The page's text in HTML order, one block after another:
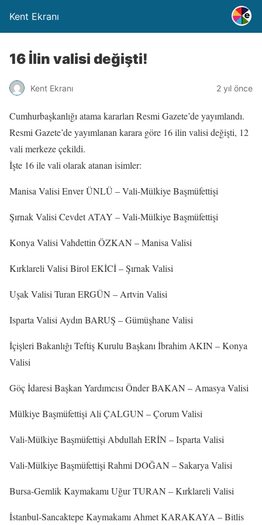
Kent Ekranı
16 İlin valisi değişti!
Kent Ekranı 2 yıl önce
Cumhurbaşkanlığı atama kararları Resmi Gazete’de yayımlandı.
Resmi Gazete’de yayımlanan karara göre 16 ilin valisi değişti, 12
vali merkeze çekildi.
İşte 16 ile vali olarak atanan isimler:
Manisa Valisi Enver ÜNLÜ – Vali-Mülkiye Başmüfettişi
Şırnak Valisi Cevdet ATAY – Vali-Mülkiye Başmüfettişi
Konya Valisi Vahdettin ÖZKAN – Manisa Valisi
Kırklareli Valisi Birol EKİCİ – Şırnak Valisi
Uşak Valisi Turan ERGÜN – Artvin Valisi
Isparta Valisi Aydın BARUŞ – Gümüşhane Valisi
İçişleri Bakanlığı Teftiş Kurulu Başkanı İbrahim AKIN – Konya
Valisi
Göç İdaresi Başkan Yardımcısı Önder BAKAN – Amasya Valisi
Mülkiye Başmüfettişi Ali ÇALGUN – Çorum Valisi
Vali-Mülkiye Başmüfettişi Abdullah ERİN – Isparta Valisi
Vali-Mülkiye Başmüfettişi Rahmi DOĞAN – Sakarya Valisi
Bursa-Gemlik Kaymakamı Uğur TURAN – Kırklareli Valisi
İstanbul-Sancaktepe Kaymakamı Ahmet KARAKAYA – Bitlis